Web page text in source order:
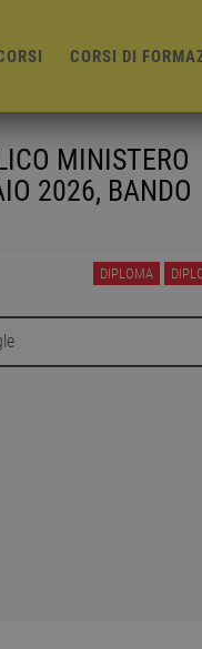
CORSI DI
MINISTERO
2026, BANDO
DIPLOMA